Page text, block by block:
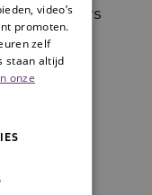
en spelers
is een rijk
zich
deze
inzet te
video’s
promoten.
zelf
staan altijd
onze